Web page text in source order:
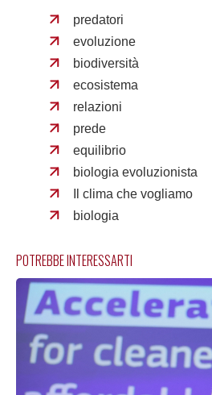
predatori
evoluzione
biodiversità
ecosistema
relazioni
prede
equilibrio
biologia evoluzionista
Il clima che vogliamo
biologia
POTREBBE INTERESSARTI